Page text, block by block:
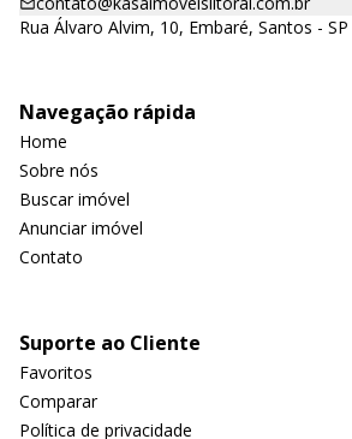
Rua Álvaro Alvim, 10, Embaré, Santos -
Navegação rápida
Home
Sobre nós
Buscar imóvel
Anunciar imóvel
Contato
Suporte ao Cliente
Favoritos
Comparar
Política de privacidade